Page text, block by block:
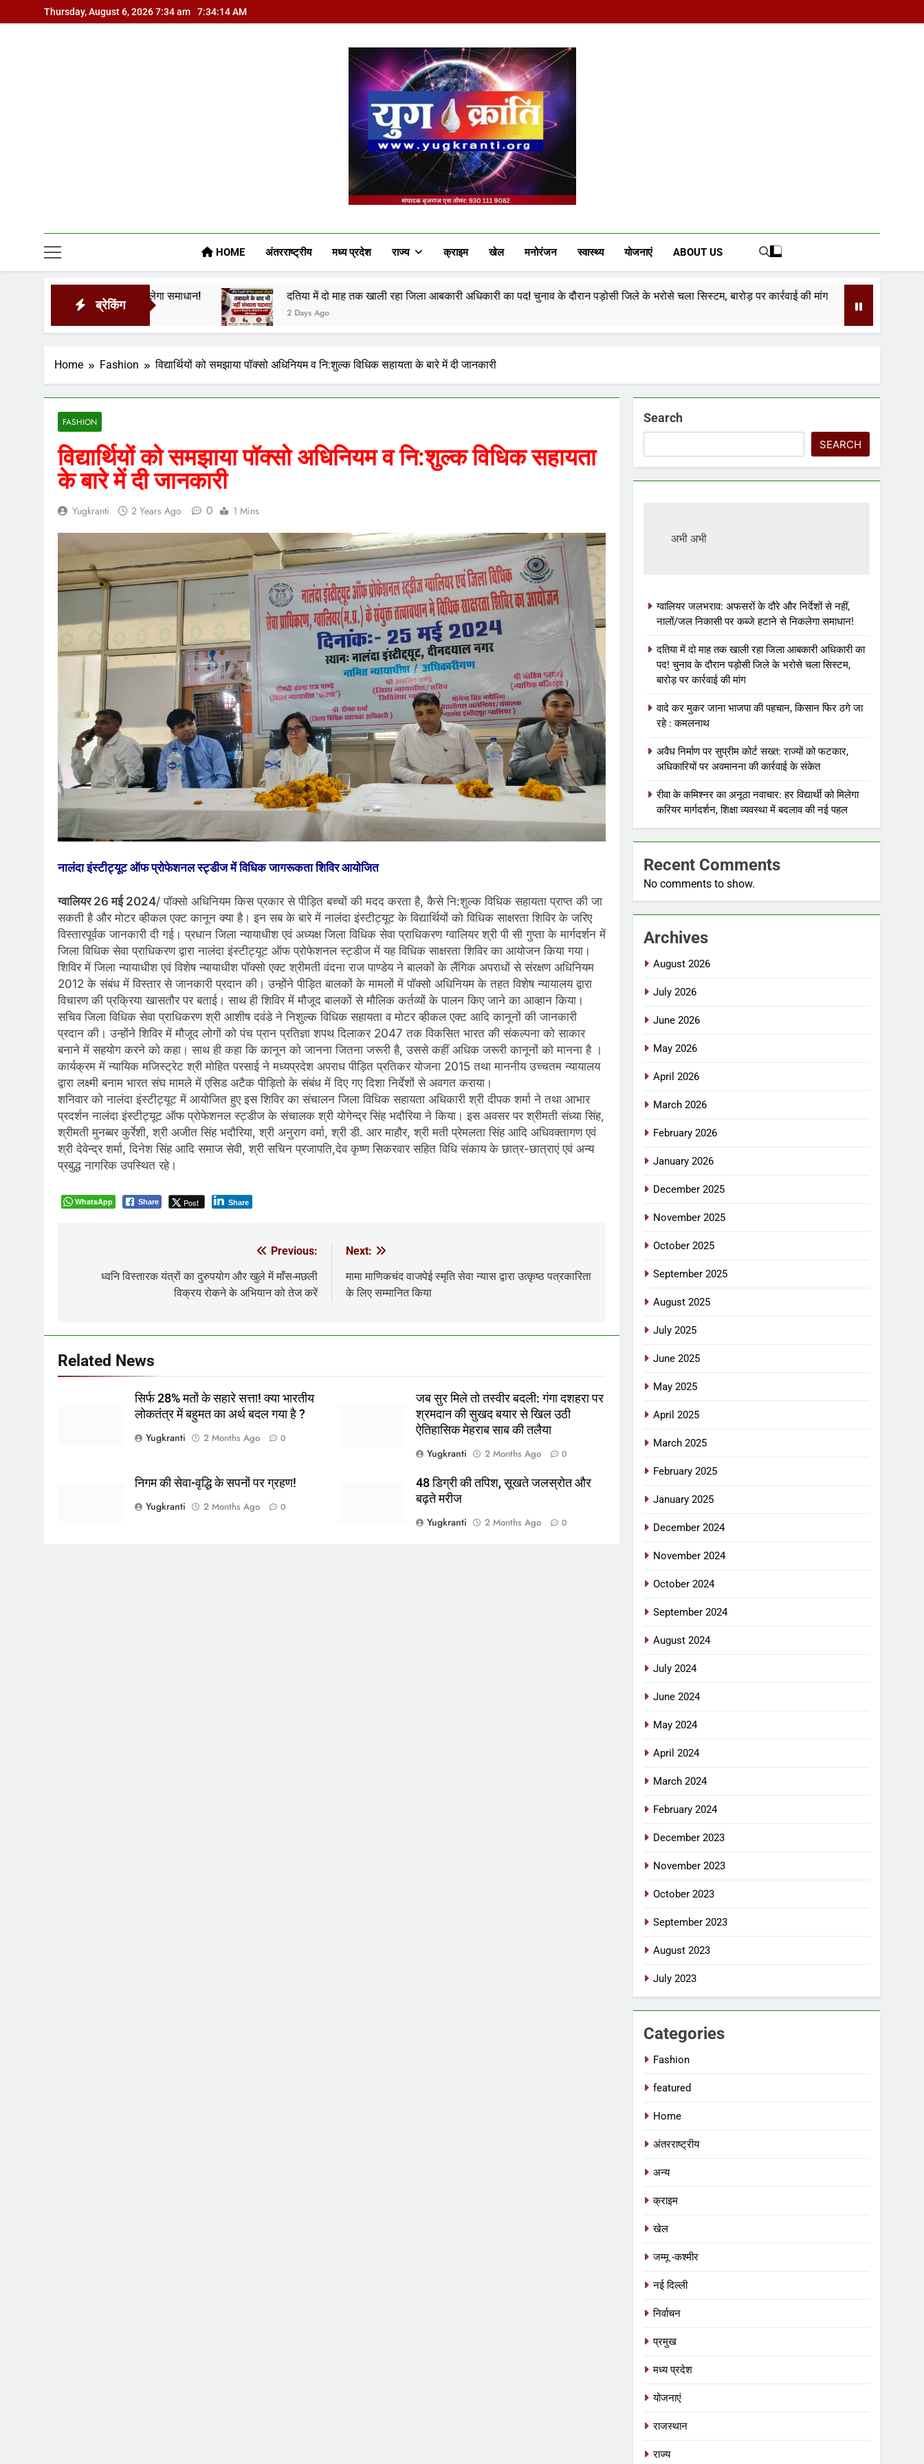
to
Thursday, August 6, 2026 7:34 am 7:34:15 AM
Yug Kranti | Trusted News Portal
HOME अंतरराष्ट्रीय मध्य प्रदेश राज्य क्राइम खेल मनोरंजन स्वास्थ्य योजनाएं ABOUT US
ब्रेकिंग
से निकलेगा समाधान! दतिया में दो माह तक खाली रहा जिला आबकारी अधिकारी का पद! चुनाव के दौरान पड़ोसी जिले के भरोसे चला सिस्टम, बारोड़ पर कार्रवाई की मांग
2 Days Ago
वादे कर मुकर जाना
2 Days Ago
Home Fashion विद्यार्थियों को समझाया पॉक्सो अधिनियम व नि:शुल्क विधिक सहायता के बारे में दी जानकारी
FASHION
विद्यार्थियों को समझाया पॉक्सो अधिनियम व नि:शुल्क विधिक सहायता
के बारे में दी जानकारी
Yugkranti 2 Years Ago 0 1 Mins
नालंदा इंस्टीट्यूट ऑफ प्रोफेशनल स्ट्डीज में विधिक जागरूकता शिविर आयोजित
ग्वालियर 26 मई 2024/ पॉक्सो अधिनियम किस प्रकार से पीड़ित बच्चों की मदद करता है, कैसे नि:शुल्क विधिक सहायता प्राप्त की जा
सकती है और मोटर व्हीकल एक्ट कानून क्या है। इन सब के बारे में नालंदा इंस्टीट्यूट के विद्यार्थियों को विधिक साक्षरता शिविर के जरिए
विस्तारपूर्वक जानकारी दी गई। प्रधान जिला न्यायाधीश एवं अध्यक्ष जिला विधिक सेवा प्राधिकरण ग्वालियर श्री पी सी गुप्ता के मार्गदर्शन में
जिला विधिक सेवा प्राधिकरण द्वारा नालंदा इंस्टीट्यूट ऑफ प्रोफेशनल स्ट्डीज में यह विधिक साक्षरता शिविर का आयोजन किया गया।
शिविर में जिला न्यायाधीश एवं विशेष न्यायाधीश पॉक्सो एक्ट श्रीमती वंदना राज पाण्डेय ने बालकों के लैंगिक अपराधों से संरक्षण अधिनियम
2012 के संबंध में विस्तार से जानकारी प्रदान की। उन्होंने पीड़ित बालकों के मामलों में पॉक्सो अधिनियम के तहत विशेष न्यायालय द्वारा
विचारण की प्रक्रिया खासतौर पर बताई। साथ ही शिविर में मौजूद बालकों से मौलिक कर्तव्यों के पालन किए जाने का आव्हान किया।
सचिव जिला विधिक सेवा प्राधिकरण श्री आशीष दवंडे ने निशुल्क विधिक सहायता व मोटर व्हीकल एक्ट आदि कानूनों की जानकारी
प्रदान की। उन्होंने शिविर में मौजूद लोगों को पंच प्रान प्रतिज्ञा शपथ दिलाकर 2047 तक विकसित भारत की संकल्पना को साकार
बनाने में सहयोग करने को कहा। साथ ही कहा कि कानून को जानना जितना जरूरी है, उससे कहीं अधिक जरूरी कानूनों को मानना है ।
कार्यक्रम में न्यायिक मजिस्ट्रेट श्री मोहित परसाई ने मध्यप्रदेश अपराध पीड़ित प्रतिकर योजना 2015 तथा माननीय उच्चतम न्यायालय
द्वारा लक्ष्मी बनाम भारत संघ मामले में एसिड अटैक पीड़ितो के संबंध में दिए गए दिशा निर्देशों से अवगत कराया।
शनिवार को नालंदा इंस्टीट्यूट में आयोजित हुए इस शिविर का संचालन जिला विधिक सहायता अधिकारी श्री दीपक शर्मा ने तथा आभार
प्रदर्शन नालंदा इंस्टीट्यूट ऑफ प्रोफेशनल स्ट्डीज के संचालक श्री योगेन्द्र सिंह भदौरिया ने किया। इस अवसर पर श्रीमती संध्या सिंह,
श्रीमती मुनब्बर कुर्रेशी, श्री अजीत सिंह भदौरिया, श्री अनुराग वर्मा, श्री डी. आर माहौर, श्री मती प्रेमलता सिंह आदि अधिवक्तागण एवं
श्री देवेन्द्र शर्मा, दिनेश सिंह आदि समाज सेवी, श्री सचिन प्रजापति,देव कृष्ण सिकरवार सहित विधि संकाय के छात्र-छात्राएं एवं अन्य
प्रबुद्ध नागरिक उपस्थित रहे।
WhatsApp Share Post Share
navigation
Previous:
ध्वनि विस्तारक यंत्रों का दुरुपयोग और खुले में माँस-मछली
विक्रय रोकने के अभियान को तेज करें
Next:
मामा माणिकचंद वाजपेई स्मृति सेवा न्यास द्वारा उत्कृष्ठ पत्रकारिता
के लिए सम्मानित किया
Related News
सिर्फ 28% मतों के सहारे सत्ता! क्या भारतीय
लोकतंत्र में बहुमत का अर्थ बदल गया है ?
Yugkranti
2 Months Ago 0
जब सुर मिले तो तस्वीर बदली: गंगा दशहरा पर
श्रमदान की सुखद बयार से खिल उठी
ऐतिहासिक मेहराब साब की तलैया
Yugkranti
2 Months Ago 0
निगम की सेवा-वृद्धि के सपनों पर ग्रहण!
Yugkranti
2 Months Ago 0
48 डिग्री की तपिश, सूखते जलस्रोत और
बढ़ते मरीज
Yugkranti
2 Months Ago 0
Search
SEARCH
अभी अभी
ग्वालियर जलभराव: अफसरों के दौरे और निर्देशों से नहीं,
नालों/जल निकासी पर कब्जे हटाने से निकलेगा समाधान!
दतिया में दो माह तक खाली रहा जिला आबकारी अधिकारी का
पद! चुनाव के दौरान पड़ोसी जिले के भरोसे चला सिस्टम,
बारोड़ पर कार्रवाई की मांग
वादे कर मुकर जाना भाजपा की पहचान, किसान फिर ठगे जा
रहे : कमलनाथ
अवैध निर्माण पर सुप्रीम कोर्ट सख्त: राज्यों को फटकार,
अधिकारियों पर अवमानना की कार्रवाई के संकेत
रीवा के कमिश्नर का अनूठा नवाचार: हर विद्यार्थी को मिलेगा
करियर मार्गदर्शन, शिक्षा व्यवस्था में बदलाव की नई पहल
Recent Comments
No comments to show.
Archives
August 2026
July 2026
June 2026
May 2026
April 2026
March 2026
February 2026
January 2026
December 2025
November 2025
October 2025
September 2025
August 2025
July 2025
June 2025
May 2025
April 2025
March 2025
February 2025
January 2025
December 2024
November 2024
October 2024
September 2024
August 2024
July 2024
June 2024
May 2024
April 2024
March 2024
February 2024
December 2023
November 2023
October 2023
September 2023
August 2023
July 2023
Categories
Fashion
featured
Home
अंतरराष्ट्रीय
अन्य
क्राइम
खेल
जम्मू -कश्मीर
नई दिल्ली
निर्वाचन
प्रमुख
मध्य प्रदेश
योजनाएं
राजस्थान
राज्य